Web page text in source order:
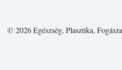
© 2026Egészség, Plasztika,